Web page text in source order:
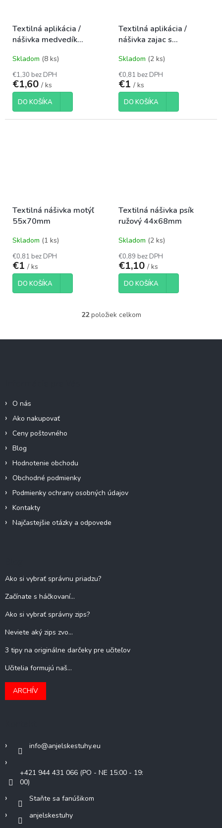
Textilná aplikácia /
nášivka medvedík
Skladom (8 ks)
€1,30 bez DPH
€1,60 / ks
DO KOŠÍKA
Textilná aplikácia /
nášivka zajac s
sivá
Skladom (2 ks)
€0,81 bez DPH
€1 / ks
DO KOŠÍKA
Textilná nášivka motýľ
55x70mm
Skladom (1 ks)
€0,81 bez DPH
€1 / ks
DO KOŠÍKA
Textilná nášivka psík
ružový 44x68mm
Skladom (2 ks)
€0,89 bez DPH
€1,10 / ks
DO KOŠÍKA
O
l
s
u
22položiek celkom
O nás
Ako nakupovať
Ceny poštovného
Blog
Hodnotenie obchodu
Obchodné podmienky
Podmienky ochrany osobných údajov
Kontakty
Najčastejšie otázky a odpovede
Ako si vybrať správnu priadzu?
Začínate s háčkovaní...
Ako si vybrať správny zips?
Neviete aký zips zvo...
3 tipy na originálne darčeky pre učiteľov
Učitelia formujú naš...
ARCHÍV
info@anjelskestuhy.eu
+421 944 431 066 (PO - NE 15:00 - 19:
00)
Staňte sa fanúšikom
anjelskestuhy